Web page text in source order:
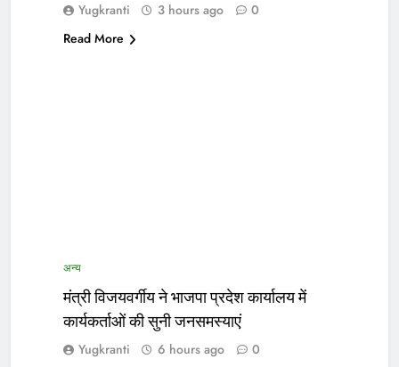
Yugkranti 3 hours ago
0
Read More
अन्य
मंत्री विजयवर्गीय ने भाजपा प्रदेश कार्यालय में
कार्यकर्ताओं की सुनी जनसमस्याएं
Yugkranti 6 hours ago
0